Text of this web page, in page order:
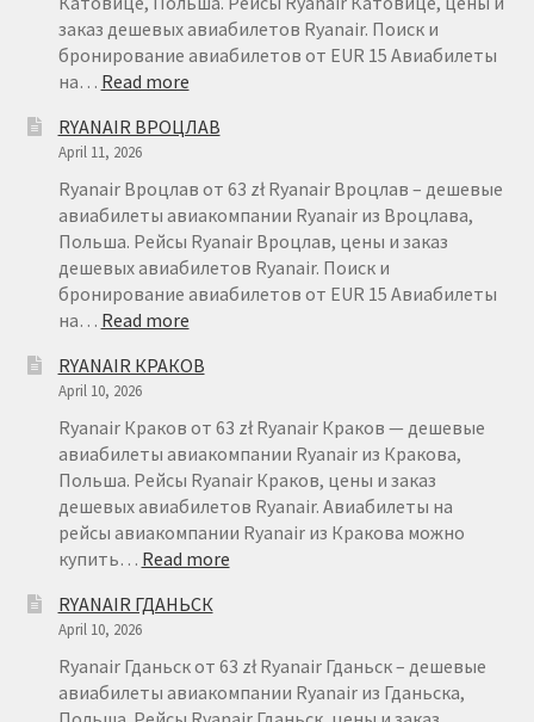
заказ дешевых авиабилетов Ryanair. Поиск и
бронирование авиабилетов от EUR 15 Авиабилеты
на… Read more:
КАТОВИЦЕ
RYANAIR ВРОЦЛАВ
April 11, 2026
Ryanair Вроцлав от 63 zł Ryanair Вроцлав – дешевые
авиабилеты авиакомпании Ryanair из Вроцлава,
Польша. Рейсы Ryanair Вроцлав, цены и заказ
дешевых авиабилетов Ryanair. Поиск и
бронирование авиабилетов от EUR 15 Авиабилеты
на… Read more:
ВРОЦЛАВ
RYANAIR КРАКОВ
April 10, 2026
Ryanair Краков от 63 zł Ryanair Краков — дешевые
авиабилеты авиакомпании Ryanair из Кракова,
Польша. Рейсы Ryanair Краков, цены и заказ
дешевых авиабилетов Ryanair. Авиабилеты на
рейсы авиакомпании Ryanair из Кракова можно
купить… Read more:
RYANAIR ГДАНЬСК
April 10, 2026
Ryanair Гданьск от 63 zł Ryanair Гданьск – дешевые
авиабилеты авиакомпании Ryanair из Гданьска,